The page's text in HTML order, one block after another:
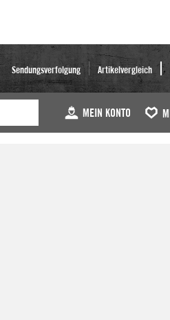
Sendungsverfolgung Artikelvergleich
MEIN KONTO